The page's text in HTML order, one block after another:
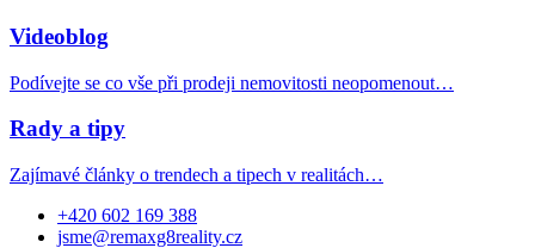
Videoblog
Podívejte se co vše při prodeji nemovitosti neopomenout…
Rady a tipy
Zajímavé články o trendech a tipech v realitách…
+420 602 169 388
jsme@remaxg8reality.cz